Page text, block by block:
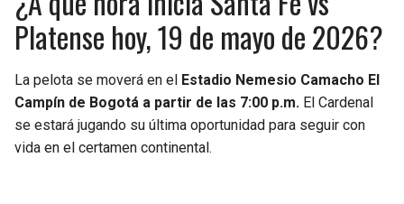
Platense hoy, 19 de mayo de 2026?
La pelota se moverá en el Estadio Nemesio Camacho El
Campín de Bogotá a partir de las 7:00 p.m. El Cardenal
se estará jugando su última oportunidad para seguir con
vida en el certamen continental.